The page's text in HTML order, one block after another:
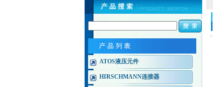
ATOS液压元件
HIRSCHMANN连接器